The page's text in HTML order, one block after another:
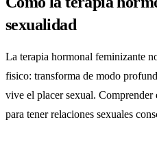
sexualidad
La terapia hormonal feminizante
fisico: transforma de modo
vive el placer sexual. Comprender
para tener relaciones sexuales